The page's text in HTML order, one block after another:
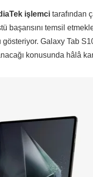
işlemci tarafından
temsil
Galaxy Tab
konusunda hâlâ